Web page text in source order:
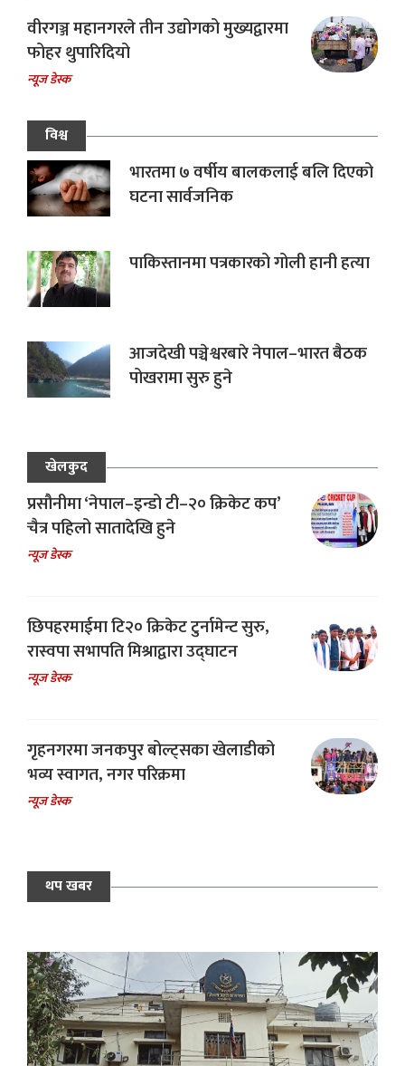
वीरगञ्ज महानगरले तीन उद्योगको मुख्यद्वारमा
फोहर थुपारिदियो
न्यूज डेस्क
विश्व
भारतमा ७ वर्षीय बालकलाई बलि दिएको
घटना सार्वजनिक
पाकिस्तानमा पत्रकारको गोली हानी हत्या
आजदेखी पञ्चेश्वरबारे नेपाल–भारत बैठक
पोखरामा सुरु हुने
खेलकुद
प्रसौनीमा ‘नेपाल–इन्डो टी–२० क्रिकेट कप’
चैत्र पहिलो सातादेखि हुने
न्यूज डेस्क
छिपहरमाईमा टि२० क्रिकेट टुर्नामेन्ट सुरु,
रास्वपा सभापति मिश्राद्वारा उद्घाटन
न्यूज डेस्क
गृहनगरमा जनकपुर बोल्ट्सका खेलाडीको
भव्य स्वागत, नगर परिक्रमा
न्यूज डेस्क
थप खबर